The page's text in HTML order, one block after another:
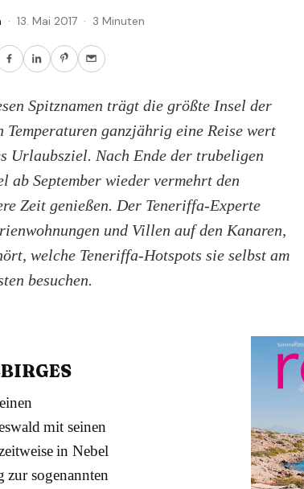
· 13. Mai 2017 · 3 Minuten
Spitznamen trägt die größte Insel der
ganzjährig eine Reise wert
Urlaubsziel. Nach Ende der trubeligen
ab September wieder vermehrt den
Zeit genießen. Der Teneriffa-Experte
und Villen auf den Kanaren,
welche Teneriffa-Hotspots sie selbst am
besuchen.
mit seinen
in Nebel
zur sogenannten